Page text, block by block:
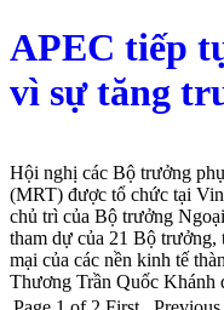
APEC tiếp
vì sự tăng
Hội nghị các Bộ trưởng
(MRT) được tổ chức tại
chủ trì của Bộ trưởng
tham dự của 21 Bộ
mại của các nền kinh tế
Thương Trần Quốc Khánh